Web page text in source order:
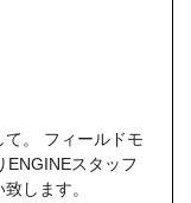
て。 フィールドモ
ENGINEスタッフ
します。